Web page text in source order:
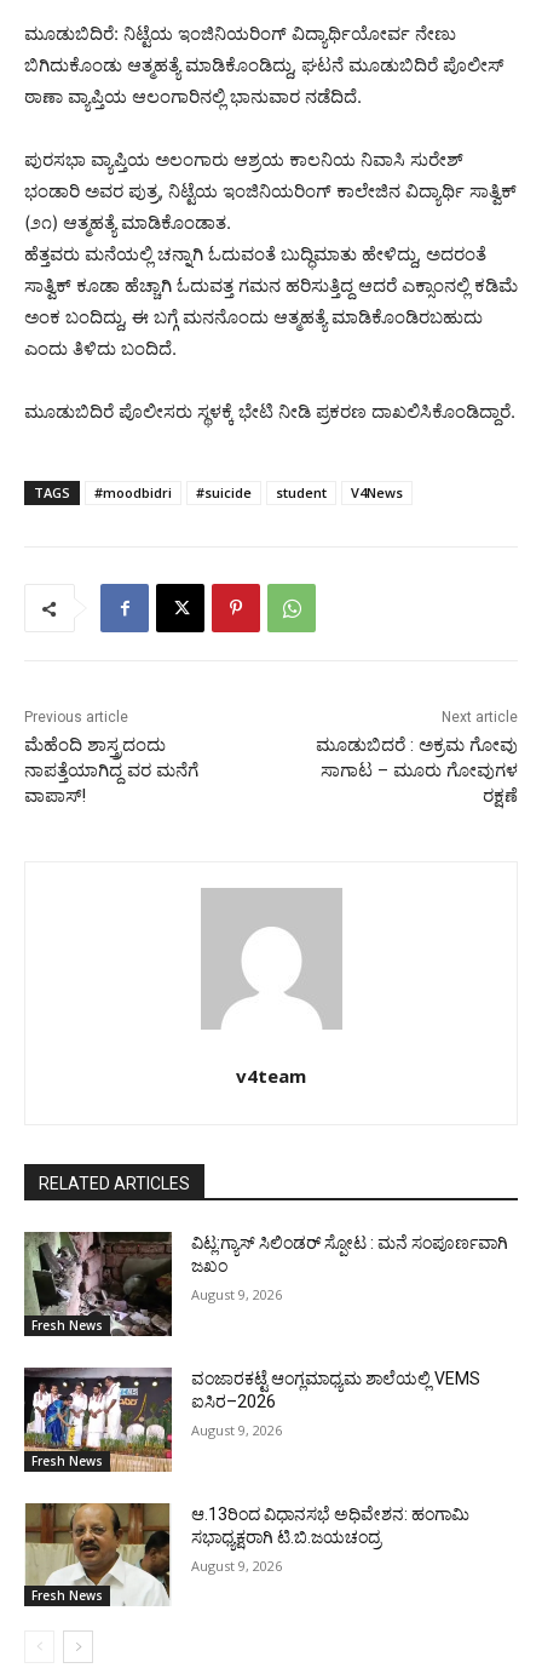
ಮೂಡುಬಿದಿರೆ: ನಿಟ್ಟೆಯ ಇಂಜಿನಿಯರಿಂಗ್ ವಿದ್ಯಾರ್ಥಿಯೋರ್ವ ನೇಣು
ಬಿಗಿದುಕೊಂಡು ಆತ್ಮಹತ್ಯೆ ಮಾಡಿಕೊಂಡಿದ್ದು, ಘಟನೆ ಮೂಡುಬಿದಿರೆ ಪೊಲೀಸ್
ಠಾಣಾ ವ್ಯಾಪ್ತಿಯ ಆಲಂಗಾರಿನಲ್ಲಿ ಭಾನುವಾರ ನಡೆದಿದೆ.
ಪುರಸಭಾ ವ್ಯಾಪ್ತಿಯ ಅಲಂಗಾರು ಆಶ್ರಯ ಕಾಲನಿಯ ನಿವಾಸಿ ಸುರೇಶ್
ಭಂಡಾರಿ ಅವರ ಪುತ್ರ, ನಿಟ್ಟೆಯ ಇಂಜಿನಿಯರಿಂಗ್ ಕಾಲೇಜಿನ ವಿದ್ಯಾರ್ಥಿ ಸಾತ್ವಿಕ್
(೨೧) ಆತ್ಮಹತ್ಯೆ ಮಾಡಿಕೊಂಡಾತ.
ಹೆತ್ತವರು ಮನೆಯಲ್ಲಿ ಚನ್ನಾಗಿ ಓದುವಂತೆ ಬುದ್ಧಿಮಾತು ಹೇಳಿದ್ದು, ಅದರಂತೆ
ಸಾತ್ವಿಕ್ ಕೂಡಾ ಹೆಚ್ಚಾಗಿ ಓದುವತ್ತ ಗಮನ ಹರಿಸುತ್ತಿದ್ದ ಆದರೆ ಎಕ್ಸಾಂನಲ್ಲಿ ಕಡಿಮೆ
ಅಂಕ ಬಂದಿದ್ದು, ಈ ಬಗ್ಗೆ ಮನನೊಂದು ಆತ್ಮಹತ್ಯೆ ಮಾಡಿಕೊಂಡಿರಬಹುದು
ಎಂದು ತಿಳಿದು ಬಂದಿದೆ.
ಮೂಡುಬಿದಿರೆ ಪೊಲೀಸರು ಸ್ಥಳಕ್ಕೆ ಭೇಟಿ ನೀಡಿ ಪ್ರಕರಣ ದಾಖಲಿಸಿಕೊಂಡಿದ್ದಾರೆ.
TAGS #moodbidri #suicide student V4News
Previous article
ಮೆಹೆಂದಿ ಶಾಸ್ತ್ರದಂದು
ನಾಪತ್ತೆಯಾಗಿದ್ದ ವರ ಮನೆಗೆ
ವಾಪಾಸ್!
Next article
ಮೂಡುಬಿದರೆ : ಅಕ್ರಮ ಗೋವು
ಸಾಗಾಟ – ಮೂರು ಗೋವುಗಳ
ರಕ್ಷಣೆ
v4team
RELATED ARTICLES
Fresh News
ವಿಟ್ಲ:ಗ್ಯಾಸ್ ಸಿಲಿಂಡರ್ ಸ್ಪೋಟ : ಮನೆ ಸಂಪೂರ್ಣವಾಗಿ
ಜಖಂ
August 9, 2026
Fresh News
ವಂಜಾರಕಟ್ಟೆ ಆಂಗ್ಲಮಾಧ್ಯಮ ಶಾಲೆಯಲ್ಲಿ VEMS
ಐಸಿರ–2026
August 9, 2026
Fresh News
ಆ.13ರಿಂದ ವಿಧಾನಸಭೆ ಅಧಿವೇಶನ: ಹಂಗಾಮಿ
ಸಭಾಧ್ಯಕ್ಷರಾಗಿ ಟಿ.ಬಿ.ಜಯಚಂದ್ರ
August 9, 2026